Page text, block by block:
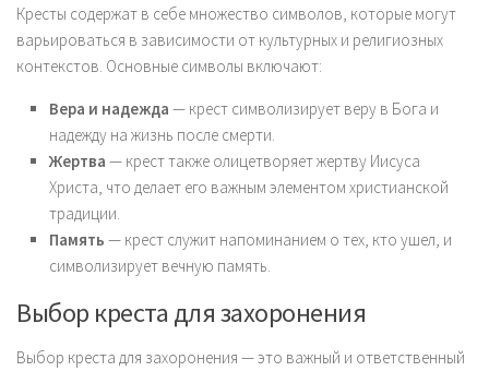
Кресты содержат в себе множество символов, которые могут
варьироваться в зависимости от культурных и религиозных
контекстов. Основные символы включают:
Вера и надежда — крест символизирует веру в Бога и
надежду на жизнь после смерти.
Жертва — крест также олицетворяет жертву Иисуса
Христа, что делает его важным элементом христианской
традиции.
Память — крест служит напоминанием о тех, кто ушел, и
символизирует вечную память.
Выбор креста для захоронения
Выбор креста для захоронения — это важный и ответственный